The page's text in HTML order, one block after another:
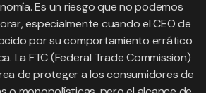
Es un riesgo que no podemos
especialmente cuando el CEO de
por su comportamiento errático
La FTC (Federal Trade Commission)
de proteger a los consumidores de